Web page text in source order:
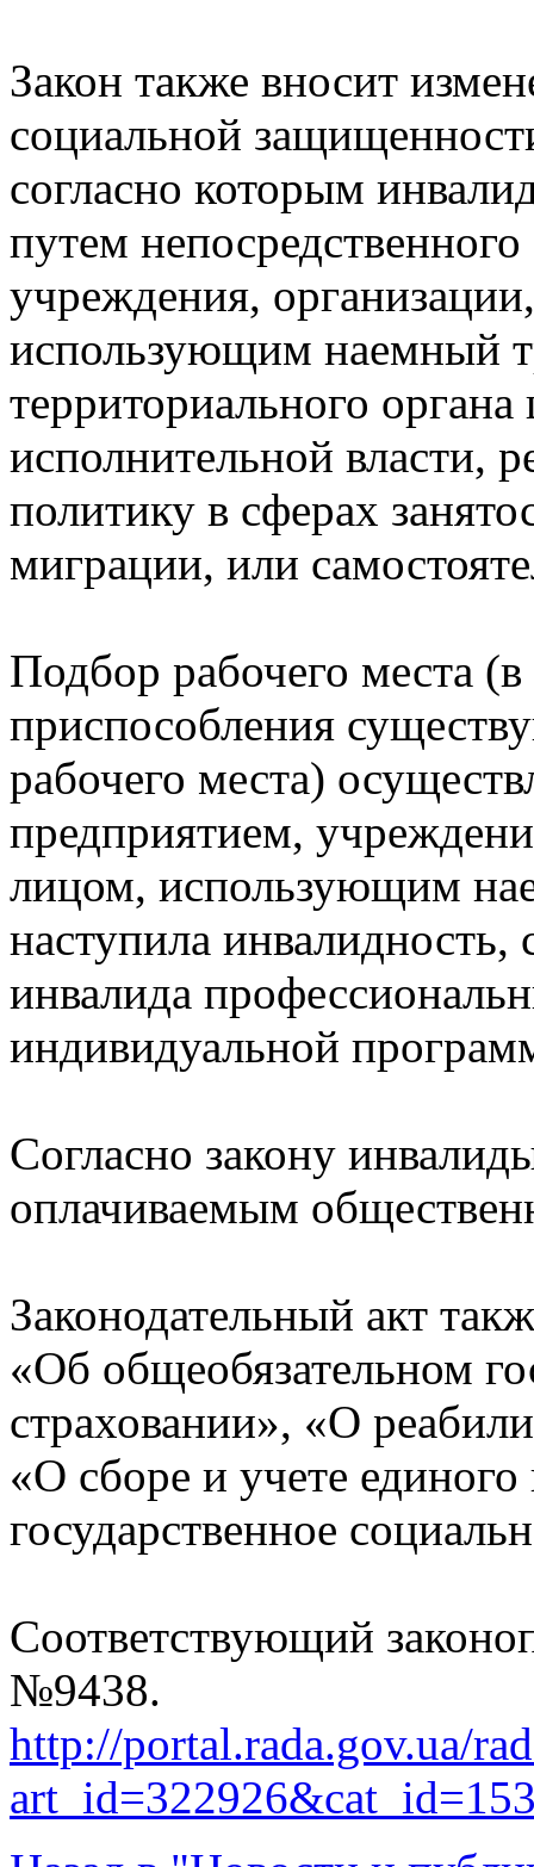
Закон также вносит
социальной
согласно которым
путем
учреждения,
использующим наемный
территориального органа
исполнительной власти,
политику в сферах
миграции, или
Подбор рабочего места
приспособления
рабочего места)
предприятием,
лицом, использующим
наступила
инвалида
индивидуальной
Согласно закону
оплачиваемым
Законодательный акт
«Об общеобязательном
страховании», «О
«О сборе и учете единого
государственное
Соответствующий
№9438.
http://portal.rada.gov.ua/